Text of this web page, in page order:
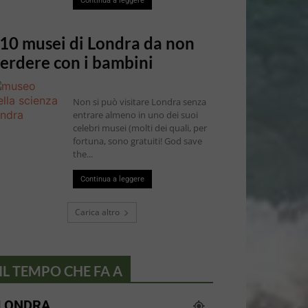
musei di Londra da non
con i bambini
Non si può visitare Londra senza
entrare almeno in uno dei suoi
celebri musei (molti dei quali, per
fortuna, sono gratuiti! God save
the...
Continua a leggere
Carica altro
TEMPO CHE FA A